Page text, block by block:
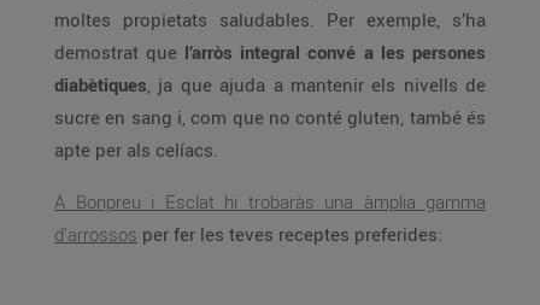
moltes propietats saludables. Per exemple, s’ha
demostrat que l’arròs integral convé a les persones
diabètiques, ja que ajuda a mantenir els nivells de
sucre en sang i, com que no conté gluten, també és
apte per als celíacs.
A Bonpreu i Esclat hi trobaràs una àmplia gamma
d’arrossos per fer les teves receptes preferides: